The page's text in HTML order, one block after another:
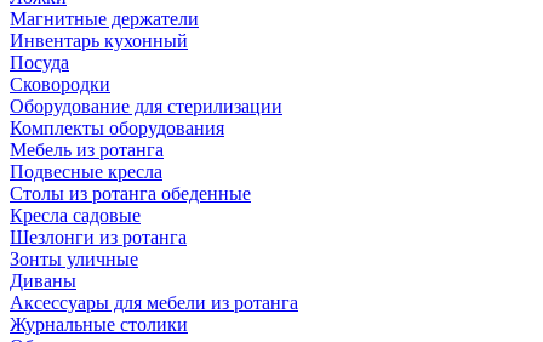
Магнитные держатели
Инвентарь кухонный
Посуда
Сковородки
Оборудование для стерилизации
Комплекты оборудования
Мебель из ротанга
Подвесные кресла
Столы из ротанга обеденные
Кресла садовые
Шезлонги из ротанга
Зонты уличные
Диваны
Аксессуары для мебели из ротанга
Журнальные столики